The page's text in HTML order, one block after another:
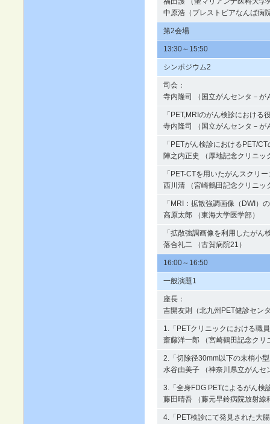
中原浩（ブレストピアなんば病
第2会場
13:30～15:50
シンポジウム2
司会：
寺内隆司 （国立がんセンタ－
「PET,MRIのがん検診における
寺内隆司 （国立がんセンタ－
「PETがん検診におけるPET/
陣之内正史 （厚地記念クリニッ
「PET-CTを用いたがんスクリ
西川清 （宮崎鶴田記念クリニッ
「MRI：拡散強調画像（DWI）
高原太郎 （東海大学医学部）
「拡散強調画像を利用したがん
落合礼二 （古賀病院21）
16:00～16:50
一般演題1
座長：
吉開友則（北九州PET健診セン
1.「PETクリニックにおける職
齋藤洋一郎 （宮崎鶴田記念クリ
2.「切除径30mm以下の末梢小
水谷由美子 （神奈川県立がんセ
3.「全身FDG PETによるがん検
藤田晴吾 （藤元早鈴病院放射線
4.「PET検診にて発見された大